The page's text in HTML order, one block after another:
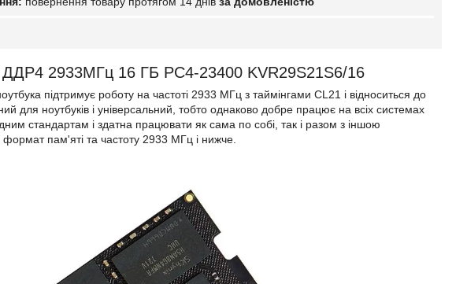
ДДР4 2933МГц 16 ГБ PC4-23400 KVR29S21S6/16
підтримує роботу на частоті 2933 МГц з таймінгами CL21 і відноситься до
для ноутбуків і універсальний, тобто однаково добре працює на всіх системах
стандартам і здатна працювати як сама по собі, так і разом з іншою
пам'яті та частоту 2933 МГц і нижче.